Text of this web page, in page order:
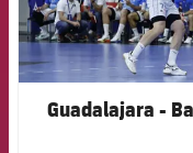
Guadalajara -